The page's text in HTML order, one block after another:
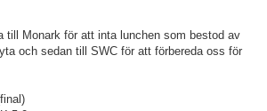
till Monark för att inta lunchen som bestod av
och sedan till SWC för att förbereda oss för